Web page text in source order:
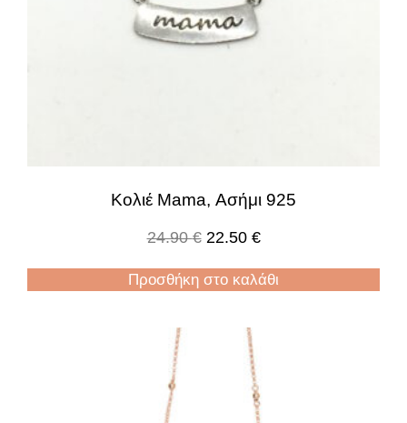
Κολιέ Mama, Ασήμι 925
24.90€ 22.50 €
Προσθήκη στο καλάθι